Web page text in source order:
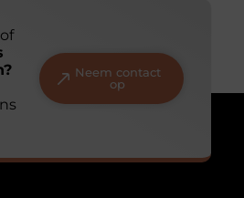
Neem contact
op